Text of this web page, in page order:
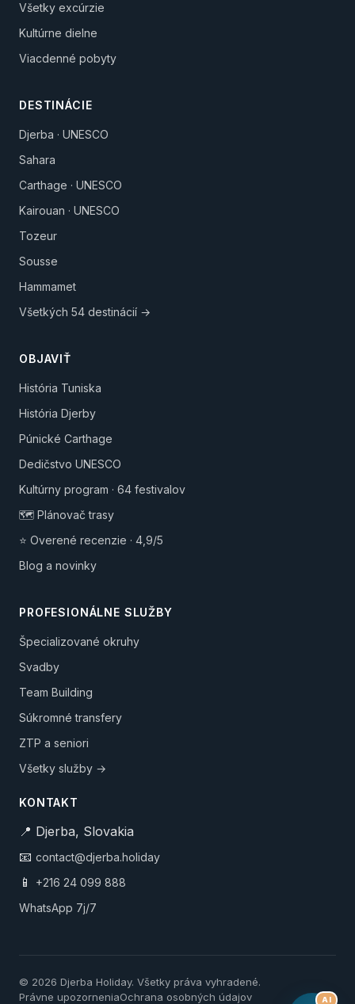
Všetky excúrzie
Kultúrne dielne
Viacdenné pobyty
DESTINÁCIE
Djerba · UNESCO
Sahara
Carthage · UNESCO
Kairouan · UNESCO
Tozeur
Sousse
Hammamet
Všetkých 54 destinácií →
OBJAVIŤ
História Tuniska
História Djerby
Púnické Carthage
Dedičstvo UNESCO
Kultúrny program · 64 festivalov
🗺️ Plánovač trasy
⭐ Overené recenzie · 4,9/5
Blog a novinky
PROFESIONÁLNE SLUŽBY
Špecializované okruhy
Svadby
Team Building
Súkromné transfery
ZTP a seniori
Všetky služby →
KONTAKT
📍 Djerba, Slovakia
📧 contact@djerba.holiday
📱
+216 24 099 888
WhatsApp 7j/7
© 2026 Djerba Holiday. Všetky práva vyhradené.
Právne upozorneniaOchrana osobných údajov AI